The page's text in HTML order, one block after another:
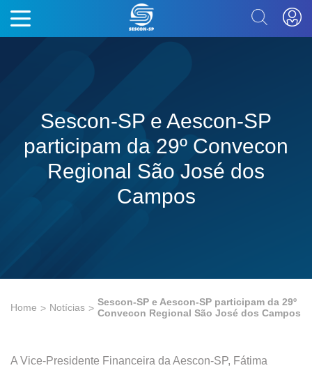
Sescon-SP e Aescon-SP
participam da 29º Convecon
Regional São José dos
Campos
Home Notícias
Sescon-SP e Aescon-SP participam da 29º
Convecon Regional São José dos Campos
A Vice-Presidente Financeira da Aescon-SP, Fátima